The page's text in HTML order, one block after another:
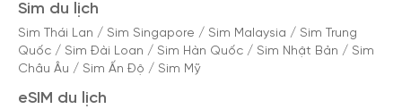
Sim du lịch
Sim Thái Lan / Sim Singapore / Sim Malaysia / Sim Trung
Quốc / Sim Đài Loan / Sim Hàn Quốc / Sim Nhật Bản / Sim
Châu Âu / Sim Ấn Độ / Sim Mỹ
eSIM du lịch